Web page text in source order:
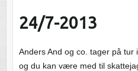
24/7-2013
Anders And og co. tager på tur
og du kan være med til